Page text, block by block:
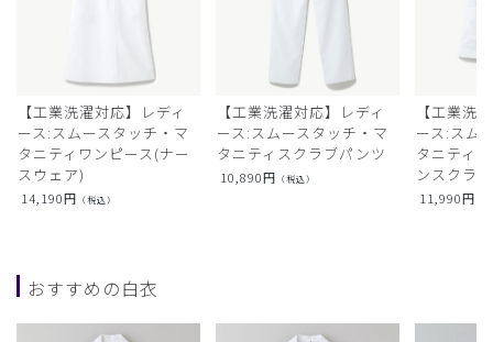
【工業洗濯対応】レディ
ース:スムースタッチ・マ
タニティワンピース(ナー
スウェア)
14,190円 （税込）
【工業洗濯対応】レディ
ース:スムースタッチ・マ
タニティスクラブパンツ
10,890円 （税込）
【工業洗
ース:スム
タニティ
ンスクラ
11,990円
おすすめの白衣